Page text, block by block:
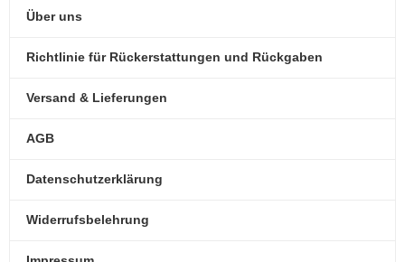
Über uns
Richtlinie für Rückerstattungen und Rückgaben
Versand & Lieferungen
AGB
Datenschutzerklärung
Widerrufsbelehrung